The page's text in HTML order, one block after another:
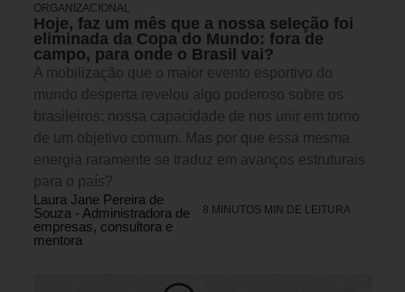
ORGANIZACIONAL
Hoje, faz um mês que a nossa seleção foi
eliminada da Copa do Mundo: fora de
campo, para onde o Brasil vai?
A mobilização que o maior evento esportivo do
mundo desperta revelou algo poderoso sobre os
brasileiros: nossa capacidade de nos unir em torno
de um objetivo comum. Mas por que essa mesma
energia raramente se traduz em avanços estruturais
para o país?
Laura Jane Pereira de
Souza - Administradora de
empresas, consultora e
mentora
8 MINUTOS MIN DE LEITURA